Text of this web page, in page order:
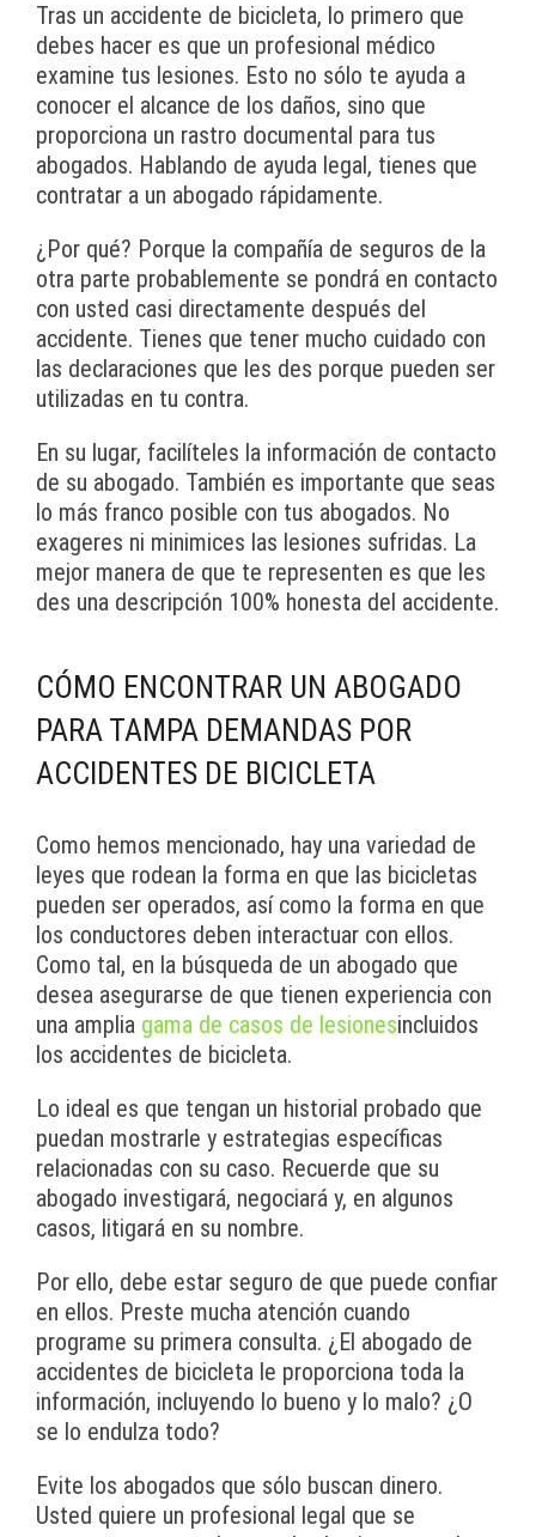
Tras un accidente de bicicleta, lo primero que
debes hacer es que un profesional médico
examine tus lesiones. Esto no sólo te ayuda a
conocer el alcance de los daños, sino que
proporciona un rastro documental para tus
abogados. Hablando de ayuda legal, tienes que
contratar a un abogado rápidamente.
¿Por qué? Porque la compañía de seguros de la
otra parte probablemente se pondrá en contacto
con usted casi directamente después del
accidente. Tienes que tener mucho cuidado con
las declaraciones que les des porque pueden ser
utilizadas en tu contra.
En su lugar, facilíteles la información de contacto
de su abogado. También es importante que seas
lo más franco posible con tus abogados. No
exageres ni minimices las lesiones sufridas. La
mejor manera de que te representen es que les
des una descripción 100% honesta del accidente.
CÓMO ENCONTRAR UN ABOGADO
PARA TAMPA DEMANDAS POR
ACCIDENTES DE BICICLETA
Como hemos mencionado, hay una variedad de
leyes que rodean la forma en que las bicicletas
pueden ser operados, así como la forma en que
los conductores deben interactuar con ellos.
Como tal, en la búsqueda de un abogado que
desea asegurarse de que tienen experiencia con
una amplia gama de casos de lesionesincluidos
los accidentes de bicicleta.
Lo ideal es que tengan un historial probado que
puedan mostrarle y estrategias específicas
relacionadas con su caso. Recuerde que su
abogado investigará, negociará y, en algunos
casos, litigará en su nombre.
Por ello, debe estar seguro de que puede confiar
en ellos. Preste mucha atención cuando
programe su primera consulta. ¿El abogado de
accidentes de bicicleta le proporciona toda la
información, incluyendo lo bueno y lo malo? ¿O
se lo endulza todo?
Evite los abogados que sólo buscan dinero.
Usted quiere un profesional legal que se